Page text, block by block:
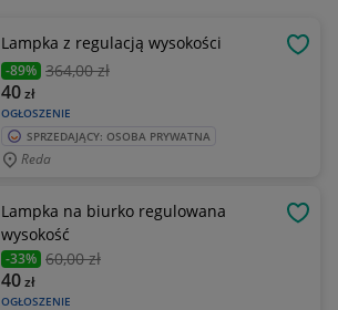
Lampka z regulacją wysokości
-89% 364,00 zł
OGŁOSZENIE
40zł
SPRZEDAJĄCY: OSOBA PRYWATNA
Reda
Lampka na biurko regulowana
wysokość
-33% 60,00 zł
OGŁOSZENIE
40zł